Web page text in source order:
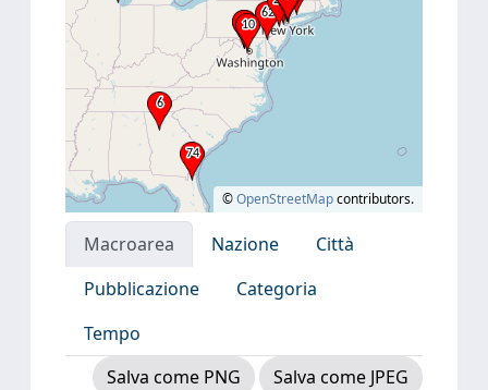
©OpenStreetMapcontributors.
Macroarea Nazione
Città
Pubblicazione
Categoria
Tempo
Salva come PNG
Salva come JPEG